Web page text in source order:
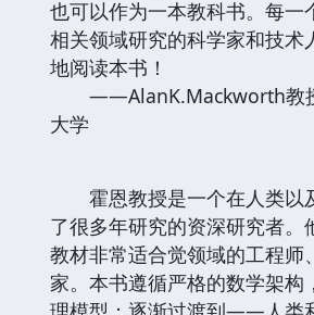
也可以作为一本教科书。每一
相关领域研究的科学家和技术
地阅读本书！
——AlanK.Mackworth教授
大学
霍恩教授是一个在人类以
了很多年研究的资深研究者。
教材非常适合觉领域的工程师
家。本书遵循严格的数学架构